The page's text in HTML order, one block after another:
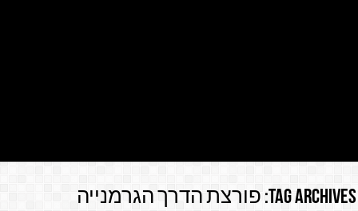
Tag Archives: פורצת הדרך הגרמנייה